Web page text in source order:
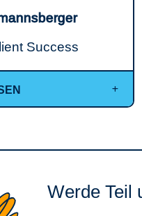
Success
Werde Teil